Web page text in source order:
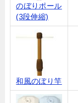
のぼりポール
(3段伸縮)
和風のぼり竿